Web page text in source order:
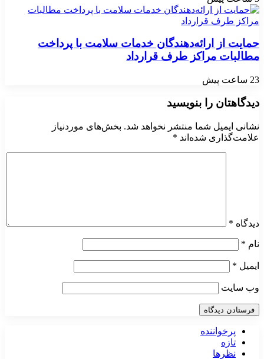
حمایت از ارائه‌دهندگان خدمات سلامت با پرداخت
مطالبات مراکز طرف قرارداد
23 ساعت پیش
دیدگاهتان را بنویسید
نشانی ایمیل شما منتشر نخواهد شد. بخش‌های موردنیاز
علامت‌گذاری شده‌اند *
دیدگاه *
نام *
ایمیل *
وب‌ سایت
پرخواننده
تازه
نظرها